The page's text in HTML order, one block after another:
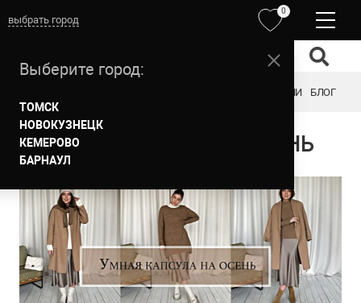
выбрать город
0
Выберите город:
ТОМСК
НОВОКУЗНЕЦК
КЕМЕРОВО
БАРНАУЛ
АКЦИИ БЛОГ
УМНАЯ КАПСУЛА НА ОСЕНЬ